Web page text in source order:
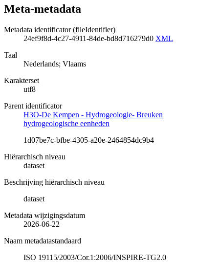
Meta-metadata
Metadata identificator (fileIdentifier)
24ef9f8d-4c27-4911-84de-bd8d716279d0 XML
Taal
Nederlands; Vlaams
Karakterset
utf8
Parent identificator
H3O-De Kempen - Hydrogeologie- Breuken
hydrogeologische eenheden
1d07be7c-bfbe-4305-a20e-2464854dc9b4
Hiërarchisch niveau
dataset
Beschrijving hiërarchisch niveau
dataset
Metadata wijzigingsdatum
2026-06-22
Naam metadatastandaard
ISO 19115/2003/Cor.1:2006/INSPIRE-TG2.0